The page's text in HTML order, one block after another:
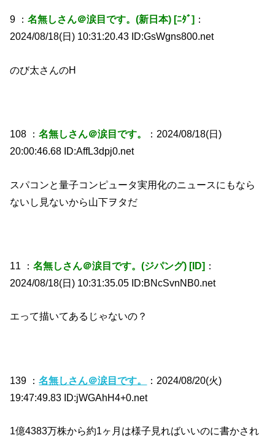
9 ：名無しさん＠涙目です。(新日本) [ﾆﾀﾞ] ：
2024/08/18(日) 10:31:20.43 ID:GsWgns800.net
のび太さんのH
108 ：名無しさん＠涙目です。
：2024/08/18(日)
20:00:46.68 ID:AffL3dpj0.net
スパコンと量子コンピュータ実用化のニュースにもなら
ないし見ないから山下ヲタだ
11 ：名無しさん＠涙目です。(ジパング) [ID] ：
2024/08/18(日) 10:31:35.05 ID:BNcSvnNB0.net
エって描いてあるじゃないの？
139 ：名無しさん＠涙目です。
：2024/08/20(火)
19:47:49.83 ID:jWGAhH4+0.net
1億4383万株から約1ヶ月は様子見ればいいのに書かされ